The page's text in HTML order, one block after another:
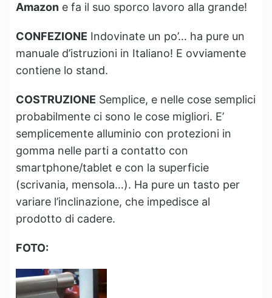
Amazon e fa il suo sporco lavoro alla grande!
CONFEZIONE Indovinate un po’… ha pure un
manuale d’istruzioni in Italiano! E ovviamente
contiene lo stand.
COSTRUZIONE Semplice, e nelle cose semplici
probabilmente ci sono le cose migliori. E’
semplicemente alluminio con protezioni in
gomma nelle parti a contatto con
smartphone/tablet e con la superficie
(scrivania, mensola…). Ha pure un tasto per
variare l’inclinazione, che impedisce al
prodotto di cadere.
FOTO: